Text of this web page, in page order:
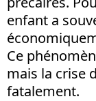
enfant a
Ce
mais la crise
fatalement.